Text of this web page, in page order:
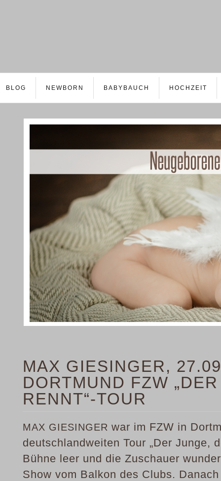
BLOG NEWBORN BABYBAUCH HOCHZEIT
MAX GIESINGER,
DORTMUND FZW
RENNT“-TOUR
MAX GIESINGER war im FZW in
deutschlandweiten Tour „Der Junge,
Bühne leer und die Zuschauer
Show vom Balkon des Clubs.